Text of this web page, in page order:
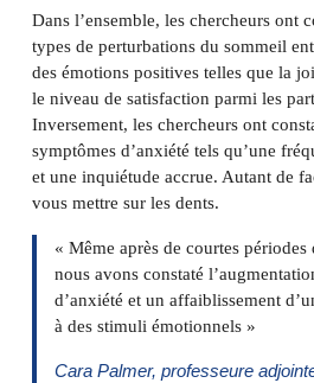
Dans l’ensemble, les chercheurs ont
types de perturbations du sommeil
des émotions positives telles que la
le niveau de satisfaction parmi les
Inversement, les chercheurs ont
symptômes d’anxiété tels qu’une
et une inquiétude accrue. Autant de
vous mettre sur les dents.
« Même après de courtes
nous avons constaté
d’anxiété et un affaiblissement
à des stimuli émotionnels »
Cara Palmer, professeure